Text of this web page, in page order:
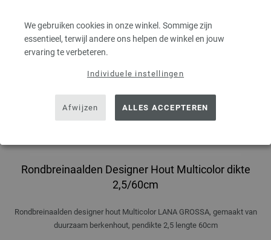
We gebruiken cookies in onze winkel. Sommige zijn
essentieel, terwijl andere ons helpen de winkel en jouw
ervaring te verbeteren.
Individuele instellingen
Afwijzen ALLES ACCEPTEREN
Rondbreinaalden Designer Hout Multicolor dikte
2,5/60cm
Rondbreinaalden designer hout Multicolor LANA GROSSA, gemaakt van
duurzaam berkenhout, pendikte 2,5 lengte 60cm